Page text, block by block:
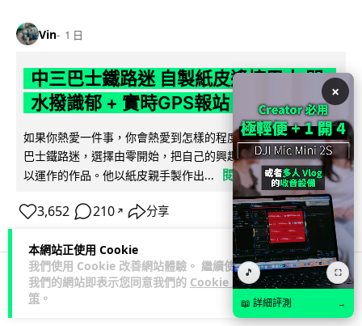
本網站正使用 Cookie
我們使用 Cookie 改善網站體驗。 繼續使用
我們的網站即表示您同意我們的 Cookie 政
策 。
Vin 1 日
中三巴士鐵路迷 自製紙皮遙控巴士 門,
水撥識郁 + 實時GPS報站
如果你熱愛一件事，你會熱愛到怎樣的程度？一位就讀中三的
巴士鐵路迷，選擇由零開始，把自己的興趣一步步變成真正可
以運作的作品。他以紙皮親手製作出...
閱讀全文
3,652 210 ↗ 分享
科技娛樂
×
🎵 ⛶
📖 詳細評測 →